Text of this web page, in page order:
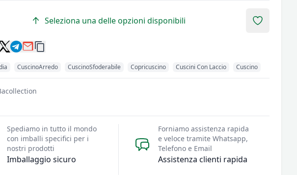
Seleziona una delle opzioni disponibili Add to
CuscinoArredo CuscinoSfoderabile Copricuscino Cuscini Con Laccio Cuscino
Imballaggio sicuro
Spediamo in tutto il mondo
con imballi specifici per i
nostri prodotti
Assistenza clienti rapida
Forniamo assistenza rapida
e veloce tramite Whatsapp,
Telefono e Email